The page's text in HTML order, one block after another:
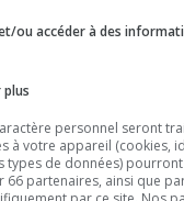
ou accéder à des
plus
personnel seront
à votre appareil (cookies,
types de données)
66 partenaires, ainsi que